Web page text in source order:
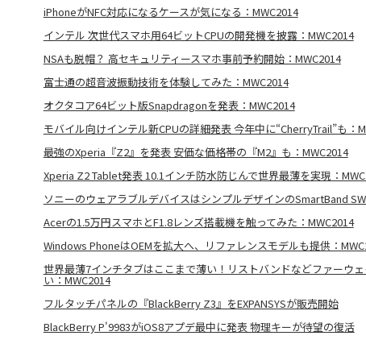
iPhoneがNFC対応になるケースが気になる：MWC2014
インテル 次世代スマホ用64ビットCPUの開発機を披露：MWC2014
NSAも脱帽？ 高セキュリティースマホ事前予約開始：MWC2014
富士通の超音波振動技術を体験してみた：MWC2014
オクタコア64ビット版Snapdragonを発表：MWC2014
モバイル向けインテル新CPUの詳細発表 今年中に“CherryTrail”も：
最強のXperia『Z2』を発表 安価な価格帯の『M2』も：MWC2014
Xperia Z2 Tablet発表 10.1インチ防水防じんで世界最薄を実現：
ソニーのウェアラブルデバイスはシンプルデザインのSmartBand
Acerの1.5万円スマホとF1.8レンズ搭載機を触ってみた：MWC2014
Windows PhoneはOEMを拡大へ、リファレンスモデルも提供：
世界最薄7インチタブはここまで薄い！リストバンドなどファーウ
い：MWC2014
フルタッチパネルの『BlackBerry Z3』をEXPANSYSが販売開始
BlackBerry P'9983がiOS8アプデ最中に発表 物理キーが待望の復活